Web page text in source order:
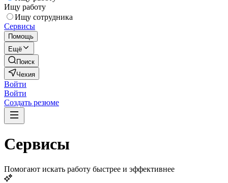
Ищу работу
Ищу сотрудника
Сервисы
Помощь
Ещё
Поиск
Чехия
Войти
Войти
Создать резюме
Сервисы
Помогают искать работу быстрее и эффективнее